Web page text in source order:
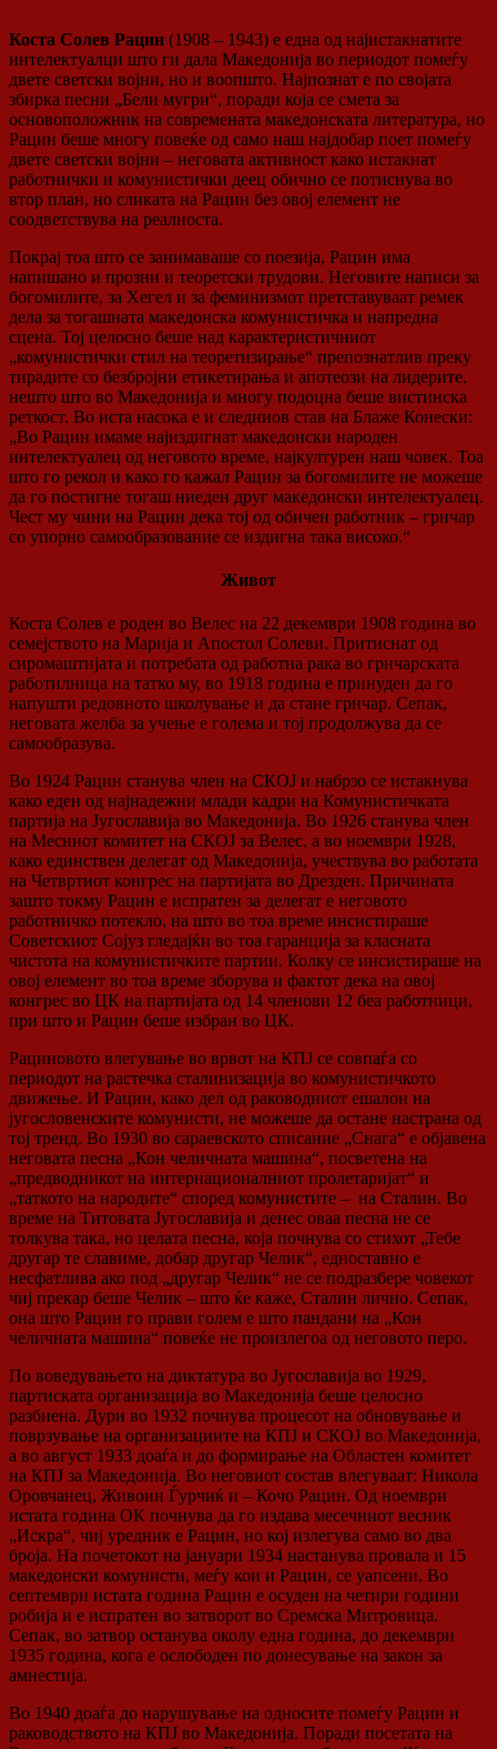
Коста Солев Рацин (1908 – 1943) е една од најистакнатите
интелектуалци што ги дала Македонија во периодот помеѓу
двете светски војни, но и воопшто. Најпознат е по својата
збирка песни „Бели мугри“, поради која се смета за
основоположник на современата македонската литература, но
Рацин беше многу повеќе од само наш најдобар поет помеѓу
двете светски војни – неговата активност како истакнат
работнички и комунистички деец обично се потиснува во
втор план, но сликата на Рацин без овој елемент не
соодветствува на реалноста.
Покрај тоа што се занимаваше со поезија, Рацин има
напишано и прозни и теоретски трудови. Неговите написи за
богомилите, за Хегел и за феминизмот претставуваат ремек
дела за тогашната македонска комунистичка и напредна
сцена. Тој целосно беше над карактеристичниот
„комунистички стил на теоретизирање“ препознатлив преку
тирадите со безбројни етикетирања и апотеози на лидерите,
нешто што во Македонија и многу подоцна беше вистинска
реткост. Во иста насока е и следниов став на Блаже Конески:
„Во Рацин имаме најиздигнат македонски народен
интелектуалец од неговото време, најкултурен наш човек. Тоа
што го рекол и како го кажал Рацин за богомилите не можеше
да го постигне тогаш ниеден друг македонски интелектуалец.
Чест му чини на Рацин дека тој од обичен работник – грнчар
со упорно самообразование се издигна така високо.“
Живот
Коста Солев е роден во Велес на 22 декември 1908 година во
семејството на Марија и Апостол Солеви. Притиснат од
сиромаштијата и потребата од работна рака во грнчарската
работилница на татко му, во 1918 година е принуден да го
напушти редовното школување и да стане грнчар. Сепак,
неговата желба за учење е голема и тој продолжува да се
самообразува.
Во 1924 Рацин станува член на СКОЈ и набрзо се истакнува
како еден од најнадежни млади кадри на Комунистичката
партија на Југославија во Македонија. Во 1926 станува член
на Месниот комитет на СКОЈ за Велес, а во ноември 1928,
како единствен делегат од Македонија, учествува во работата
на Четвртиот конгрес на партијата во Дрезден. Причината
зашто токму Рацин е испратен за делегат е неговото
работничко потекло, на што во тоа време инсистираше
Советскиот Сојуз гледајќи во тоа гаранција за класната
чистота на комунистичките партии. Колку се инсистираше на
овој елемент во тоа време зборува и фактот дека на овој
конгрес во ЦК на партијата од 14 членови 12 беа работници,
при што и Рацин беше избран во ЦК.
Рациновото влегување во врвот на КПЈ се совпаѓа со
периодот на растечка сталинизација во комунистичкото
движење. И Рацин, како дел од раководниот ешалон на
југословенските комунисти, не можеше да остане настрана од
тој тренд. Во 1930 во сараевското списание „Снага“ е објавена
неговата песна „Кон челичната машина“, посветена на
„предводникот на интернационалниот пролетаријат“ и
„таткото на народите“ според комунистите – на Сталин. Во
време на Титовата Југославија и денес оваа песна не се
толкува така, но целата песна, која почнува со стихот „Тебе
другар те славиме, добар другар Челик“, едноставно е
несфатлива ако под „другар Челик“ не се подразбере човекот
чиј прекар беше Челик – што ќе каже, Сталин лично. Сепак,
она што Рацин го прави голем е што пандани на „Кон
челичната машина“ повеќе не произлегоа од неговото перо.
По воведувањето на диктатура во Југославија во 1929,
партиската организација во Македонија беше целосно
разбиена. Дури во 1932 почнува процесот на обновување и
поврзување на организациите на КПЈ и СКОЈ во Македонија,
а во август 1933 доаѓа и до формирање на Областен комитет
на КПЈ за Македонија. Во неговиот состав влегуваат: Никола
Оровчанец, Живоин Ѓурчиќ и – Кочо Рацин. Од ноември
истата година ОК почнува да го издава месечниот весник
„Искра“, чиј уредник е Рацин, но кој излегува само во два
броја. На почетокот на јануари 1934 настанува провала и 15
македонски комунисти, меѓу кои и Рацин, се уапсени. Во
септември истата година Рацин е осуден на четири години
робија и е испратен во затворот во Сремска Митровица.
Сепак, во затвор останува околу една година, до декември
1935 година, кога е ослободен по донесување на закон за
амнестија.
Во 1940 доаѓа до нарушување на односите помеѓу Рацин и
раководството на КПЈ во Македонија. Поради посетата на